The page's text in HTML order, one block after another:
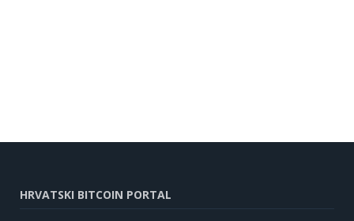
HRVATSKI BITCOIN PORTAL